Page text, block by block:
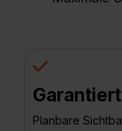
Planbare